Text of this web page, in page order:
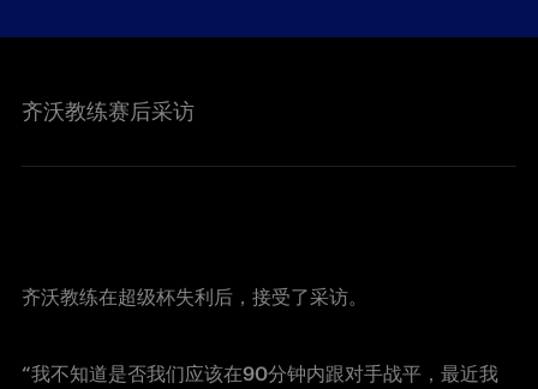
齐沃教练赛后采访
齐沃教练在超级杯失利后，接受了采访。
“我不知道是否我们应该在90分钟内跟对手战平，最近我